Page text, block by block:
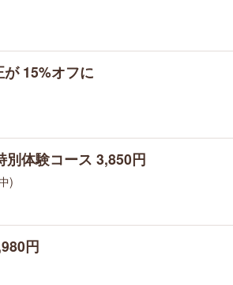
15%オフに
体験コース 3,850円
)
円